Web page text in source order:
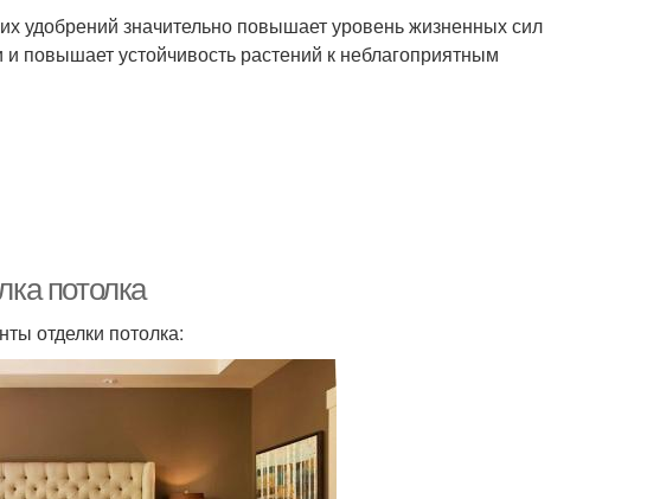
удобрений значительно повышает уровень жизненных сил
повышает устойчивость растений к неблагоприятным
потолка
отделки потолка: